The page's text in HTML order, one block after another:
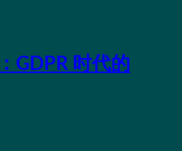
GDPR 时代的